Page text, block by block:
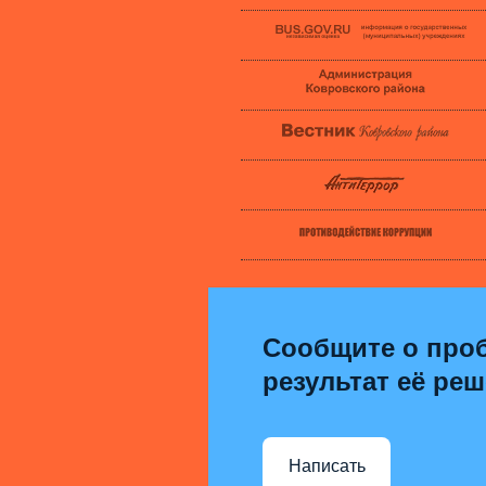
Сообщите о
результат её
Написать